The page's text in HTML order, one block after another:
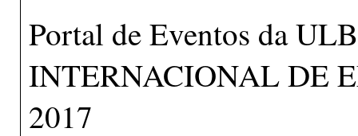
Portal de Eventos da
INTERNACIONAL DE
2017